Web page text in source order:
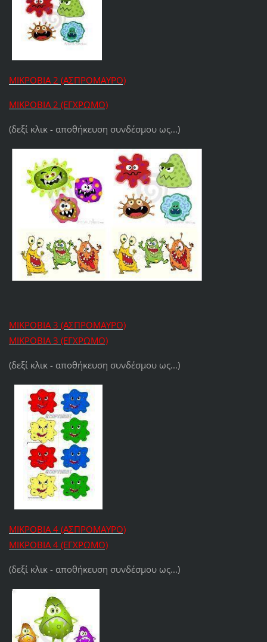
ΜΙΚΡΟΒΙΑ 2 (ΑΣΠΡΟΜΑΥΡΟ)
ΜΙΚΡΟΒΙΑ 2 (ΕΓΧΡΩΜΟ)
(δεξί κλικ - αποθήκευση συνδέσμου ως...)
ΜΙΚΡΟΒΙΑ 3 (ΑΣΠΡΟΜΑΥΡΟ)
ΜΙΚΡΟΒΙΑ 3 (ΕΓΧΡΩΜΟ)
(δεξί κλικ - αποθήκευση συνδέσμου ως...)
ΜΙΚΡΟΒΙΑ 4 (ΑΣΠΡΟΜΑΥΡΟ)
ΜΙΚΡΟΒΙΑ 4 (ΕΓΧΡΩΜΟ)
(δεξί κλικ - αποθήκευση συνδέσμου ως...)